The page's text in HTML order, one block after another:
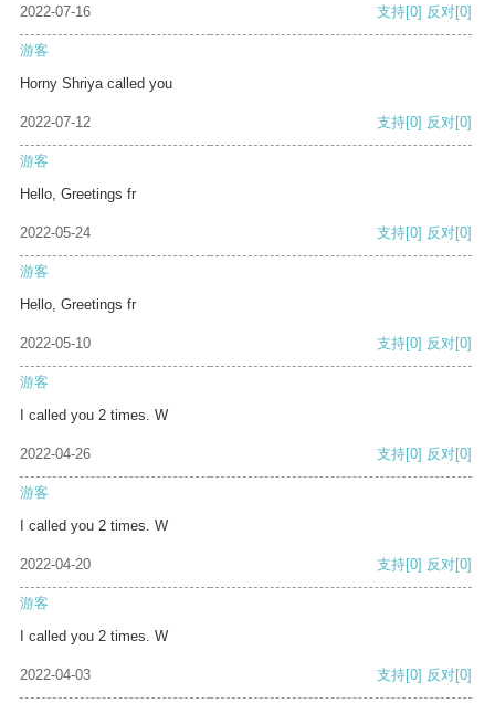
2022-07-16 支持[0] 反对[0]
游客
Horny Shriya called you
2022-07-12 支持[0] 反对[0]
游客
Hello, Greetings fr
2022-05-24 支持[0] 反对[0]
游客
Hello, Greetings fr
2022-05-10 支持[0] 反对[0]
游客
I called you 2 times. W
2022-04-26 支持[0] 反对[0]
游客
I called you 2 times. W
2022-04-20 支持[0] 反对[0]
游客
I called you 2 times. W
2022-04-03 支持[0] 反对[0]